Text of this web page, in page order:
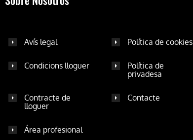
Avís legal Política de cookies
Condicions lloguer
Política de
privadesa
Contracte de
lloguer
Contacte
Área profesional